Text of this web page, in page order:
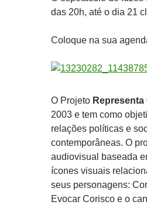
das 20h, até o dia 21
Coloque na sua
O Projeto
2003 e tem como
relações políticas e
contemporâneas. O
audiovisual baseada
ícones visuais
seus personagens:
Evocar Corisco e o